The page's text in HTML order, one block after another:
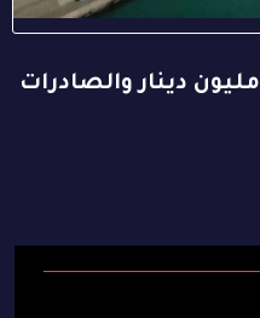
ارتفاع الواردات إلى 372.47 مليون دينار والصادرات